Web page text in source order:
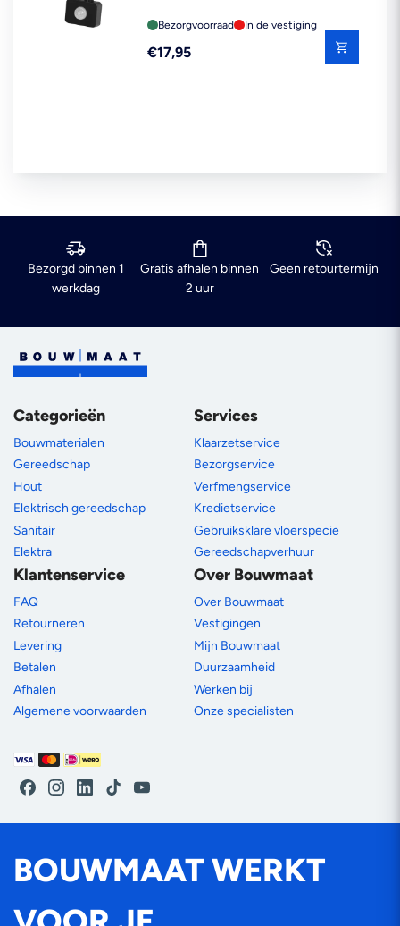
Bezorgvoorraad In de vestiging
Reguliere
€17,95
Bezorgd binnen 1
werkdag
Gratis afhalen binnen
2 uur
Geen retourtermijn
Categorieën
Bouwmaterialen
Gereedschap
Hout
Elektrisch gereedschap
Sanitair
Elektra
Services
Klaarzetservice
Bezorgservice
Verfmengservice
Kredietservice
Gebruiksklare vloerspecie
Gereedschapverhuur
Klantenservice
FAQ
Retourneren
Levering
Betalen
Afhalen
Algemene voorwaarden
Over Bouwmaat
Over Bouwmaat
Vestigingen
Mijn Bouwmaat
Duurzaamheid
Werken bij
Onze specialisten
Betaalmethoden
FacebookInstagram
LinkedInTikTokYouTube
BOUWMAAT WERKT